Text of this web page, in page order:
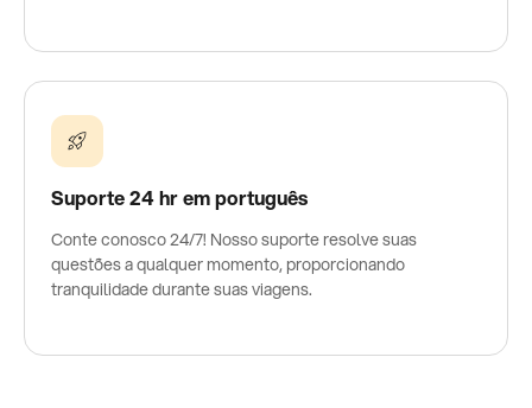
Suporte 24 hr em português
Conte conosco 24/7! Nosso suporte resolve suas
questões a qualquer momento, proporcionando
tranquilidade durante suas viagens.